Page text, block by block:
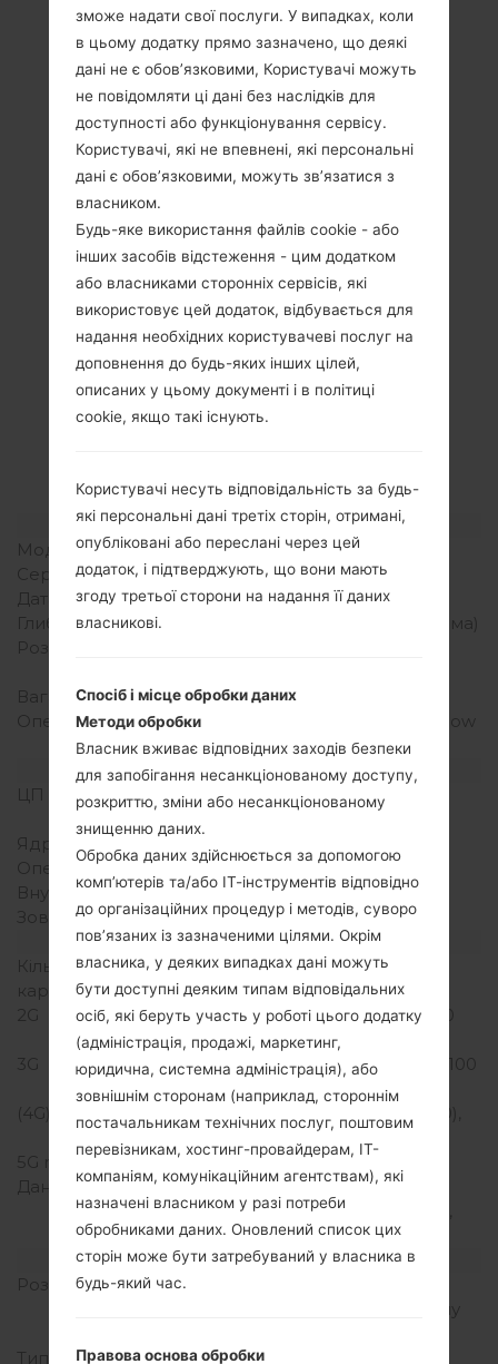
Специфікація
LGK220F(LGK220F)
akaLG X Power
Модель та її характеристики
Модель
LGK220F
Серія
LG X Power
Дата випуску
Серпень, 2016
Глибина
7.9 міліметрів (0.31 дюйма)
Розміри (ширина/висота)
Вага
139 грам (4.90 унції)
Операційна система
Android 6.0.x Marshmallow
Mirror Release
Апаратне забезпечення
ЦП (процесор)
1.3 GHz Cortex-A53
Ядра процесора
Оперативна память
2GB
Внутрішня память
16GB
Зовнішня память
microSD, до 256 GB
Мережа та дані
Кількість місць для сім
карт
1 Нано SIM
2G
GSM 850/900/1800/1900
MHz
3G
HSDPA 850/900/1900/2100
MHz
(4G) LTE
7(2600), 8(900), 20(800)
5G network
-
Дані
GPRS, EDGE, UMTS,
HSDPA, HSUPA, HSPA+,
LTE
Дисплей
Розмір екрану
співвідношення екрану
Тип екрану
IPS LCD
зможе надати свої послуги. У випадках, коли
в цьому додатку прямо зазначено, що деякі
дані не є обов’язковими, Користувачі можуть
не повідомляти ці дані без наслідків для
доступності або функціонування сервісу.
Користувачі, які не впевнені, які персональні
дані є обов’язковими, можуть зв’язатися з
власником.
Будь-яке використання файлів cookie - або
інших засобів відстеження - цим додатком
або власниками сторонніх сервісів, які
використовує цей додаток, відбувається для
надання необхідних користувачеві послуг на
доповнення до будь-яких інших цілей,
описаних у цьому документі і в політиці
cookie, якщо такі існують.
Користувачі несуть відповідальність за будь-
які персональні дані третіх сторін, отримані,
опубліковані або переслані через цей
додаток, і підтверджують, що вони мають
згоду третьої сторони на надання її даних
власникові.
Спосіб і місце обробки даних
Методи обробки
Власник вживає відповідних заходів безпеки
для запобігання несанкціонованому доступу,
розкриттю, зміни або несанкціонованому
знищенню даних.
Обробка даних здійснюється за допомогою
комп’ютерів та/або ІТ-інструментів відповідно
до організаційних процедур і методів, суворо
пов’язаних із зазначеними цілями. Окрім
власника, у деяких випадках дані можуть
бути доступні деяким типам відповідальних
осіб, які беруть участь у роботі цього додатку
(адміністрація, продажі, маркетинг,
юридична, системна адміністрація), або
зовнішнім сторонам (наприклад, стороннім
постачальникам технічних послуг, поштовим
перевізникам, хостинг-провайдерам, ІТ-
компаніям, комунікаційним агентствам), які
назначені власником у разі потреби
обробниками даних. Оновлений список цих
сторін може бути затребуваний у власника в
будь-який час.
Правова основа обробки